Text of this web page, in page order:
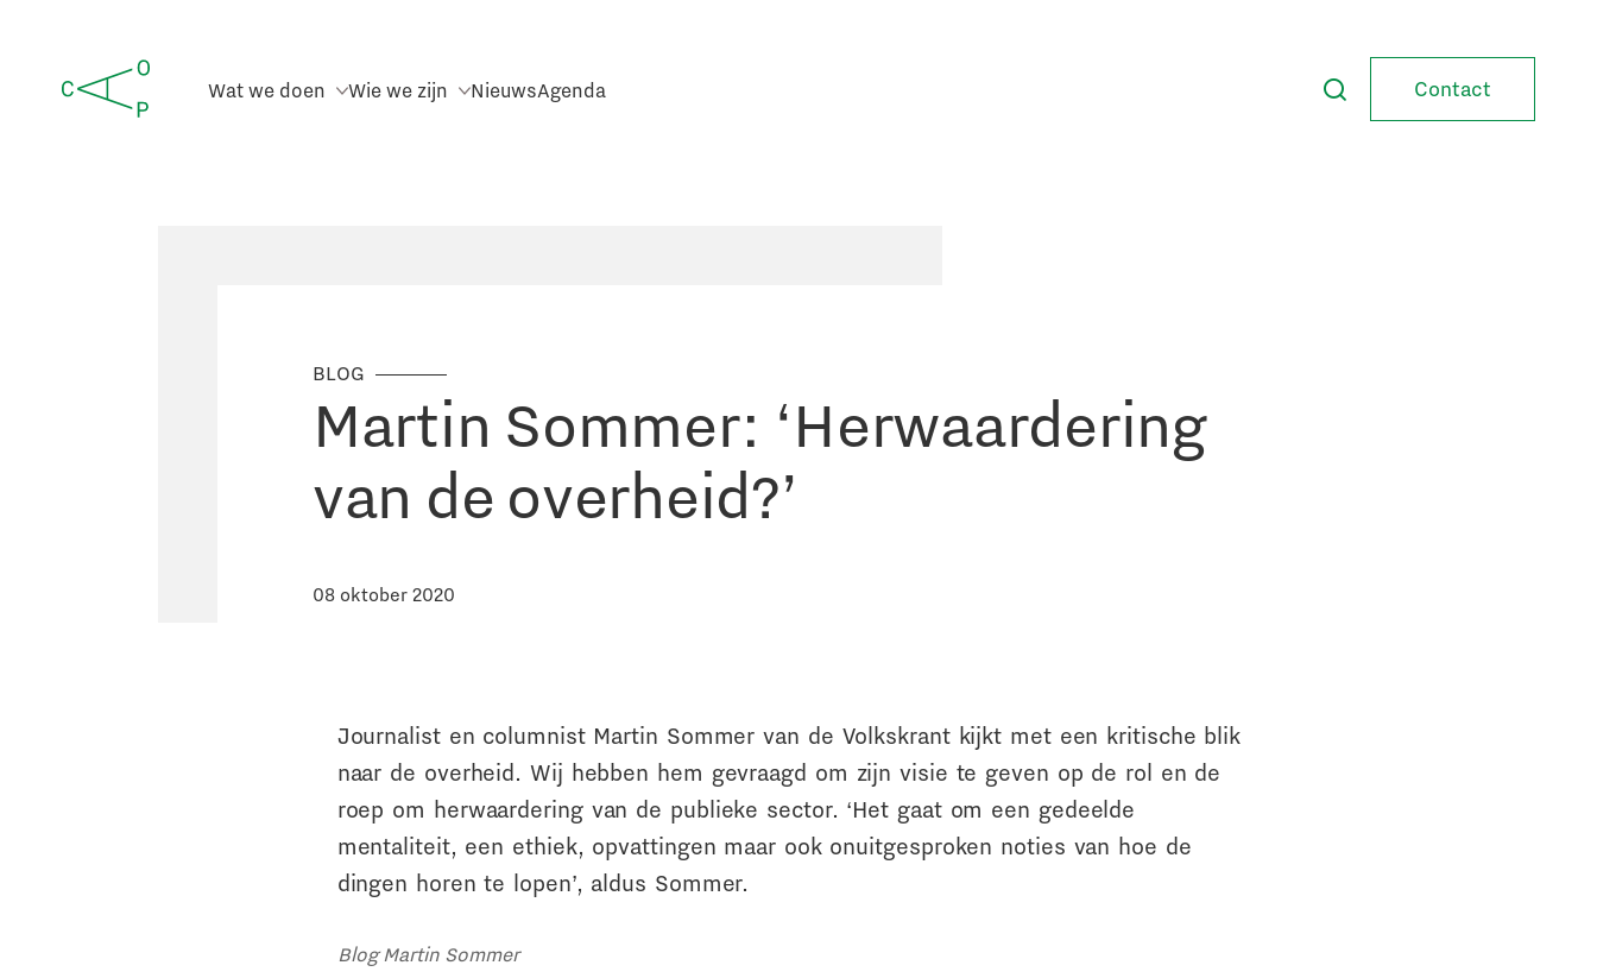
Wat we doen Wie we zijn NieuwsAgenda Contact
BLOG
Martin Sommer: ‘Herwaardering
van de overheid?’
08 oktober 2020
Journalist en columnist Martin Sommer van de Volkskrant kijkt met een kritische blik
naar de overheid. Wij hebben hem gevraagd om zijn visie te geven op de rol en de
roep om herwaardering van de publieke sector. ‘Het gaat om een gedeelde
mentaliteit, een ethiek, opvattingen maar ook onuitgesproken noties van hoe de
dingen horen te lopen’, aldus Sommer.
Blog Martin Sommer